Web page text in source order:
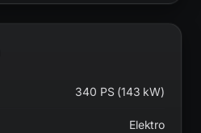
340 PS (143 kW)
Elektro